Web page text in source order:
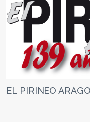
EL PIRINEO